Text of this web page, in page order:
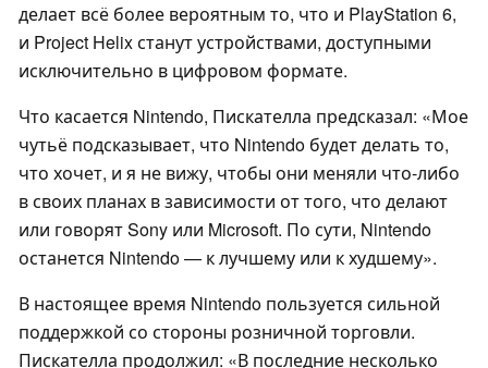
делает всё более вероятным то, что и PlayStation 6,
и Project Helix станут устройствами, доступными
исключительно в цифровом формате.
Что касается Nintendo, Пискателла предсказал: «Мое
чутьё подсказывает, что Nintendo будет делать то,
что хочет, и я не вижу, чтобы они меняли что-либо
в своих планах в зависимости от того, что делают
или говорят Sony или Microsoft. По сути, Nintendo
останется Nintendo — к лучшему или к худшему».
В настоящее время Nintendo пользуется сильной
поддержкой со стороны розничной торговли.
Пискателла продолжил: «В последние несколько